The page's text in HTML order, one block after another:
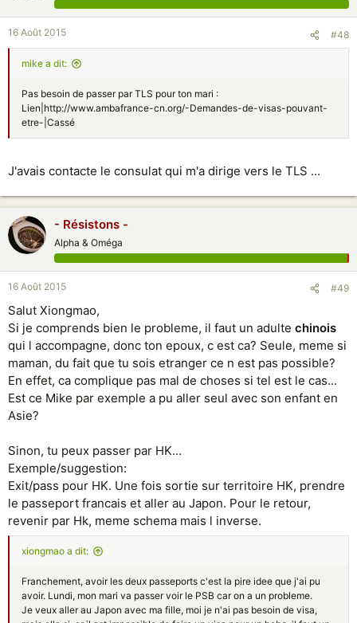
16 Août 2015 #48
mike a dit:
Pas besoin de passer par TLS pour ton mari :
Lien|http://www.ambafrance-cn.org/-Demandes-de-visas-pouvant-
etre-|Cassé
J'avais contacte le consulat qui m'a dirige vers le TLS ...
- Résistons -
Alpha & Oméga
16 Août 2015 #49
Salut Xiongmao,
Si je comprends bien le probleme, il faut un adulte chinois
qui l accompagne, donc ton epoux, c est ca? Seule, meme si
maman, du fait que tu sois etranger ce n est pas possible?
En effet, ca complique pas mal de choses si tel est le cas...
Est ce Mike par exemple a pu aller seul avec son enfant en
Asie?
Sinon, tu peux passer par HK...
Exemple/suggestion:
Exit/pass pour HK. Une fois sortie sur territoire HK, prendre
le passeport francais et aller au Japon. Pour le retour,
revenir par Hk, meme schema mais l inverse.
xiongmao a dit:
Franchement, avoir les deux passeports c'est la pire idee que j'ai pu
avoir. Lundi, mon mari va passer voir le PSB car on a un probleme.
Je veux aller au Japon avec ma fille, moi je n'ai pas besoin de visa,